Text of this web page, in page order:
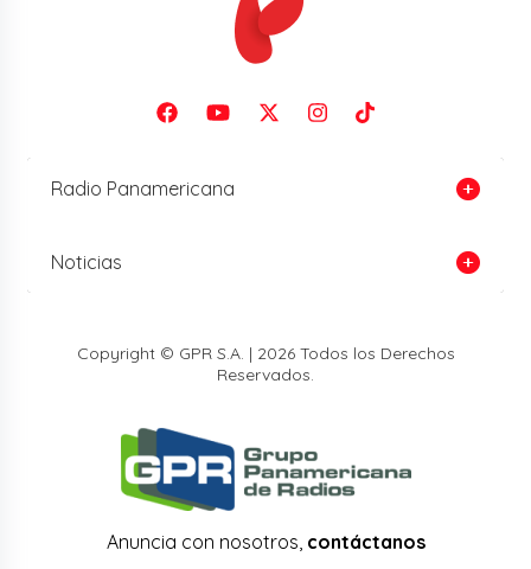
Radio Panamericana
Noticias
Copyright © GPR S.A. | 2026 Todos los Derechos
Reservados.
Anuncia con nosotros, contáctanos